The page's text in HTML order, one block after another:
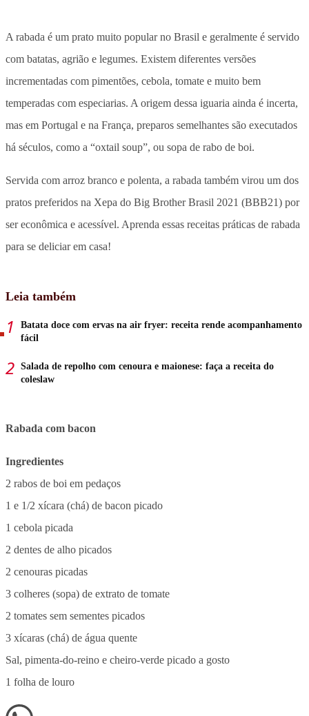
A rabada é um prato muito popular no Brasil e geralmente é servido
com batatas, agrião e legumes. Existem diferentes versões
incrementadas com pimentões, cebola, tomate e muito bem
temperadas com especiarias. A origem dessa iguaria ainda é incerta,
mas em Portugal e na França, preparos semelhantes são executados
há séculos, como a “oxtail soup”, ou sopa de rabo de boi.
Servida com arroz branco e polenta, a rabada também virou um dos
pratos preferidos na Xepa do Big Brother Brasil 2021 (BBB21) por
ser econômica e acessível. Aprenda essas receitas práticas de rabada
para se deliciar em casa!
Leia também
Batata doce com ervas na air fryer: receita rende acompanhamento
fácil
Salada de repolho com cenoura e maionese: faça a receita do
coleslaw
Rabada com bacon
Ingredientes
2 rabos de boi em pedaços
1 e 1/2 xícara (chá) de bacon picado
1 cebola picada
2 dentes de alho picados
2 cenouras picadas
3 colheres (sopa) de extrato de tomate
2 tomates sem sementes picados
3 xícaras (chá) de água quente
Sal, pimenta-do-reino e cheiro-verde picado a gosto
1 folha de louro